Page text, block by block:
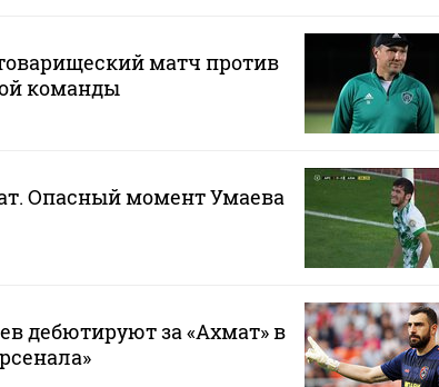
матч против
команды
Опасный момент Умаева
дебютируют за «Ахмат» в